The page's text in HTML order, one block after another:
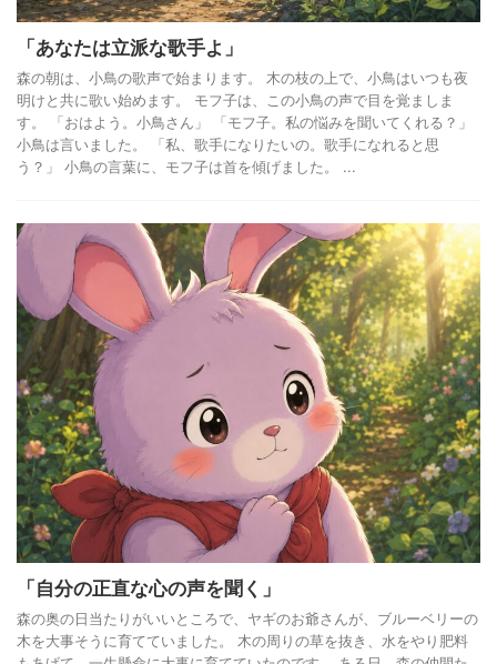
「あなたは立派な歌手よ」
森の朝は、小鳥の歌声で始まります。 木の枝の上で、小鳥はいつも夜
明けと共に歌い始めます。 モフ子は、この小鳥の声で目を覚ましま
す。 「おはよう。小鳥さん」 「モフ子。私の悩みを聞いてくれる？」
小鳥は言いました。 「私、歌手になりたいの。歌手になれると思
う？」 小鳥の言葉に、モフ子は首を傾げました。 ...
「自分の正直な心の声を聞く」
森の奥の日当たりがいいところで、ヤギのお爺さんが、ブルーベリーの
木を大事そうに育てていました。 木の周りの草を抜き、水をやり肥料